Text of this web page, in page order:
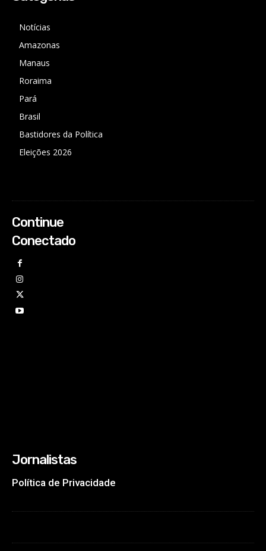
Notícias
Amazonas
Manaus
Roraima
Pará
Brasil
Bastidores da Política
Eleições 2026
Continue
Conectado
Jornalistas
Política de Privacidade